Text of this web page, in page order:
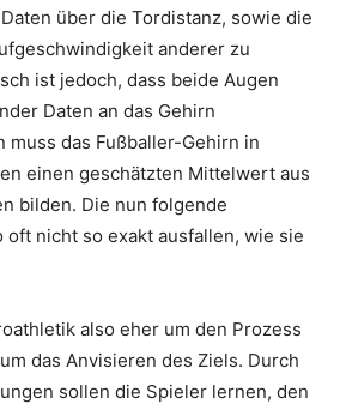
über die Tordistanz, sowie die
anderer zu
ist jedoch, dass beide Augen
Daten an das Gehirn
muss das Fußballer-Gehirn in
einen geschätzten Mittelwert aus
bilden. Die nun folgende
oft nicht so exakt ausfallen, wie sie
also eher um den Prozess
das Anvisieren des Ziels. Durch
sollen die Spieler lernen, den